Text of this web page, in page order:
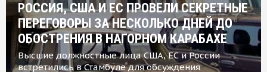
РОССИЯ, США И ЕС ПРОВЕЛИ СЕКРЕТНЫЕ
ПЕРЕГОВОРЫ ЗА НЕСКОЛЬКО ДНЕЙ ДО
ОБОСТРЕНИЯ В НАГОРНОМ КАРАБАХЕ
Высшие должностные лица США, ЕС и России
встретились в Стамбуле для обсуждения